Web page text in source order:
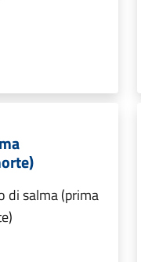
di salma (prima